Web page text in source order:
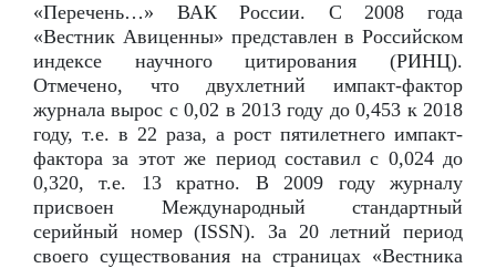
«Перечень…» ВАК России. С 2008 года
«Вестник Авиценны» представлен в Российском
индексе научного цитирования (РИНЦ).
Отмечено, что двухлетний импакт-фактор
журнала вырос с 0,02 в 2013 году до 0,453 к 2018
году, т.е. в 22 раза, а рост пятилетнего импакт-
фактора за этот же период составил с 0,024 до
0,320, т.е. 13 кратно. В 2009 году журналу
присвоен Международный стандартный
серийный номер (ISSN). За 20 летний период
своего существования на страницах «Вестника